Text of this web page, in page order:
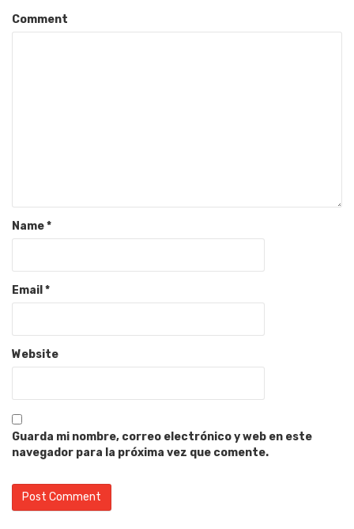
Comment
Name*
Email *
Website
Guarda mi nombre, correo electrónico y web en este
navegador para la próxima vez que comente.